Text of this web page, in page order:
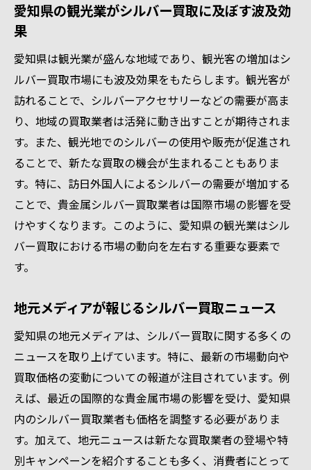
愛知県の観光業がシルバー買取に及ぼす波及効
果
愛知県は観光業が盛んな地域であり、観光客の増加はシ
ルバー買取市場にも波及効果をもたらします。観光客が
訪れることで、シルバーアクセサリーなどの需要が高ま
り、地域の買取業者は活発に動き出すことが期待されま
す。また、観光地でのシルバーの使用や販売が促進され
ることで、新たな買取の機会が生まれることもありま
す。特に、訪日外国人によるシルバーの需要が増加する
ことで、貴金属シルバー買取業者は国際市場の影響を受
けやすくなります。このように、愛知県の観光業はシル
バー買取における市場の動向を左右する重要な要素で
す。
地元メディアが報じるシルバー買取ニュース
愛知県の地元メディアは、シルバー買取に関する多くの
ニュースを取り上げています。特に、最新の市場動向や
買取価格の変動についての報道が注目されています。例
えば、最近の国際的な貴金属市場の影響を受け、愛知県
内のシルバー買取業者も価格を調整する必要がありま
す。加えて、地元ニュースは新たな買取業者の登場や特
別キャンペーンを紹介することも多く、消費者にとって